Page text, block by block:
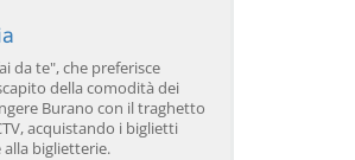
da te", che preferisce
della comodità dei
Burano con il traghetto
acquistando i biglietti
biglietterie.